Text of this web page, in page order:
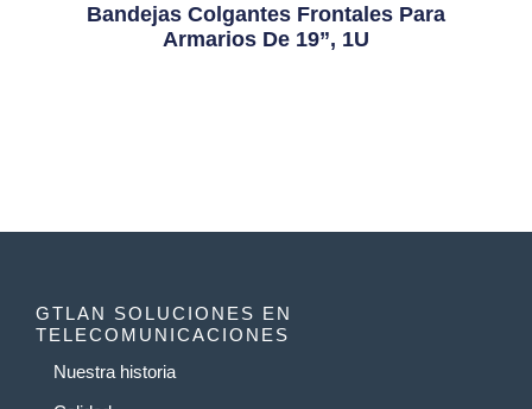
Bandejas Colgantes Frontales Para
Armarios De 19”, 1U
GTLAN SOLUCIONES EN
TELECOMUNICACIONES
Nuestra historia